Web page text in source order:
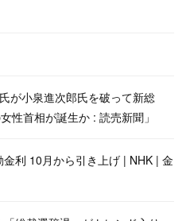
が小泉進次郎氏を破って新総
性首相が誕生か : 読売新聞」
金利 10月から引き上げ | NHK | 金